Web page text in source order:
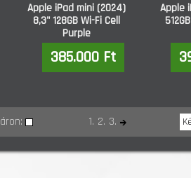
Apple iPad mini (2024)
8,3" 128GB Wi-Fi Cell
Purple
385.000 Ft
Apple
1. 2. 3.